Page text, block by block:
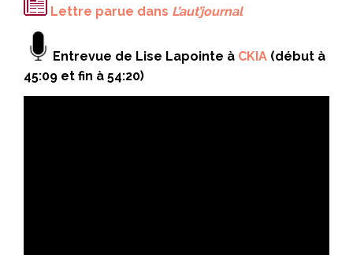
Lettre parue dans L’aut’journal
Entrevue de Lise Lapointe à CKIA (début à
45:09 et fin à 54:20)